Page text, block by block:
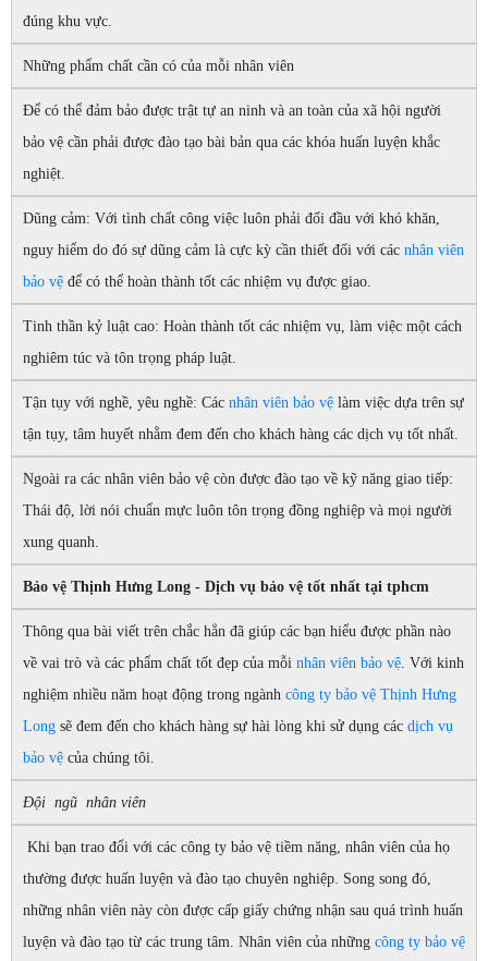
đúng khu vực.
Những phẩm chất cần có của mỗi nhân viên
Để có thể đảm bảo được trật tự an ninh và an toàn của xã hội người
bảo vệ cần phải được đào tạo bài bản qua các khóa huấn luyện khắc
nghiệt.
Dũng cảm: Với tình chất công việc luôn phải đối đầu với khó khăn,
nguy hiểm do đó sự dũng cảm là cực kỳ cần thiết đối với các nhân viên
bảo vệ để có thể hoàn thành tốt các nhiệm vụ được giao.
Tinh thần kỷ luật cao: Hoàn thành tốt các nhiệm vụ, làm việc một cách
nghiêm túc và tôn trọng pháp luật.
Tận tụy với nghề, yêu nghề: Các nhân viên bảo vệ làm việc dựa trên sự
tận tụy, tâm huyết nhằm đem đến cho khách hàng các dịch vụ tốt nhất.
Ngoài ra các nhân viên bảo vệ còn được đào tạo về kỹ năng giao tiếp:
Thái độ, lời nói chuẩn mực luôn tôn trọng đồng nghiệp và mọi người
xung quanh.
Bảo vệ Thịnh Hưng Long - Dịch vụ bảo vệ tốt nhất tại tphcm
Thông qua bài viết trên chắc hẳn đã giúp các bạn hiểu được phần nào
về vai trò và các phẩm chất tốt đẹp của mỗi nhân viên bảo vệ . Với kinh
nghiệm nhiều năm hoạt động trong ngành công ty bảo vệ Thịnh Hưng
Long sẽ đem đến cho khách hàng sự hài lòng khi sử dụng các dịch vụ
bảo vệ của chúng tôi.
Đội ngũ nhân viên
Khi bạn trao đổi với các công ty bảo vệ tiềm năng, nhân viên của họ
thường được huấn luyện và đào tạo chuyên nghiệp. Song song đó,
những nhân viên này còn được cấp giấy chứng nhận sau quá trình huấn
luyện và đào tạo từ các trung tâm. Nhân viên của những công ty bảo vệ